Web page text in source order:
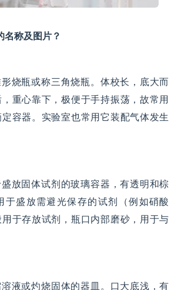
名称及图片？
烧瓶或称三角烧瓶。体校长，底大而
重心靠下，极便于手持振荡，故常用
容器。实验室也常用它装配气体发生
放固体试剂的玻璃容器，有透明和棕
于盛放需避光保存的试剂（例如硝酸
于存放试剂，瓶口内部磨砂，用于与
液或灼烧固体的器皿。口大底浅，有